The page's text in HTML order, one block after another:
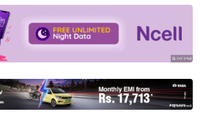
Sponsored
Sponsored